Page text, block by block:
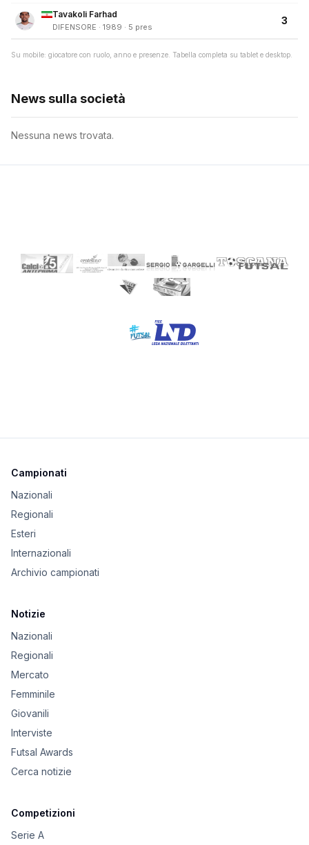
Tavakoli Farhad
DIFENSORE · 1989 · 5 pres
3
Su mobile: giocatore con ruolo, anno e presenze. Tabella completa su tablet e desktop.
News sulla società
Nessuna news trovata.
Campionati
Nazionali
Regionali
Esteri
Internazionali
Archivio campionati
Notizie
Nazionali
Regionali
Mercato
Femminile
Giovanili
Interviste
Futsal Awards
Cerca notizie
Competizioni
Serie A